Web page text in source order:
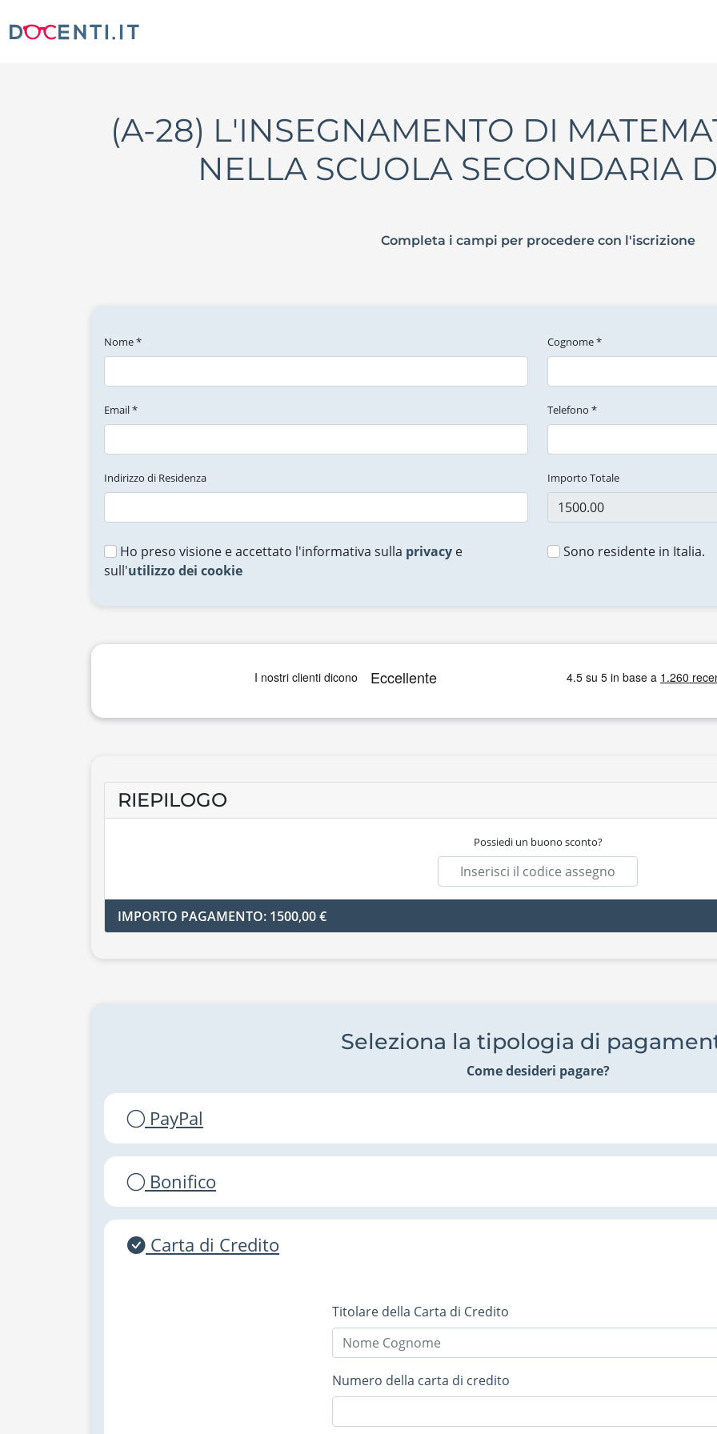
(A-28) L'INSEGNAMENTO DI
NELLA SCUOLA SECONDARIA
Completa i campi per procedere con l'iscrizione
Nome * Cognome *
Email * Telefono *
Indirizzo di Residenza Importo Totale
Ho preso visione e accettato l'informativa sulla privacy e
sull'utilizzo dei cookie
Sono residente in Italia.
RIEPILOGO
Possiedi un buono sconto?
IMPORTO PAGAMENTO: 1500,00 €
Seleziona la tipologia di
Come desideri pagare?
PayPal
Bonifico
Carta di Credito
Titolare della Carta di Credito
Numero della carta di credito